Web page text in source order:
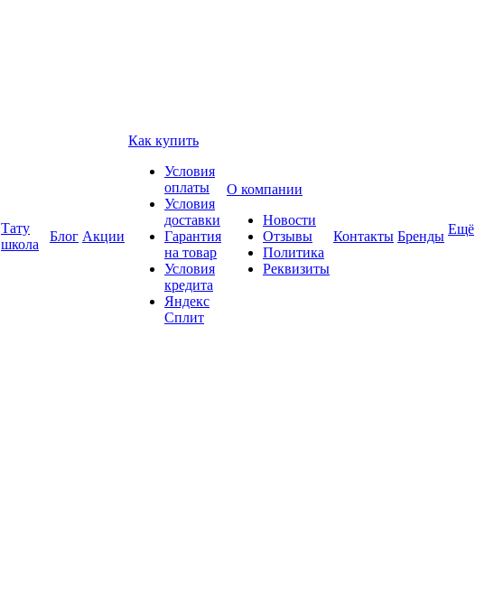
Тату
школа
Блог Акции
Как купить
Условия
оплаты
Условия
доставки
Гарантия
на товар
Условия
кредита
Яндекс
Сплит
О компании
Новости
Отзывы
Политика
Реквизиты
Контакты Бренды Ещё